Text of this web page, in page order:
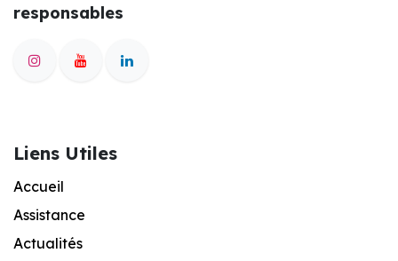
responsables
Liens Utiles
Accueil
Assistance
Actualités